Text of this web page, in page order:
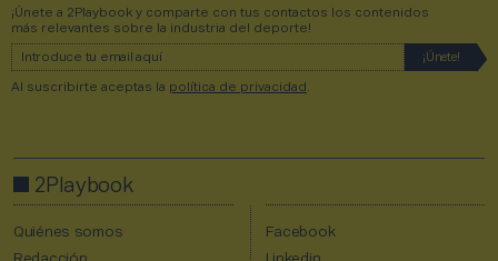
¡Únete a 2Playbook y comparte con tus contactos los contenidos
más relevantes sobre la industria del deporte!
Al suscribirte aceptas la política de privacidad .
2Playbook
Quiénes somos
Facebook